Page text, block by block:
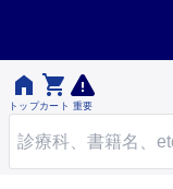

トップ

カート 重要